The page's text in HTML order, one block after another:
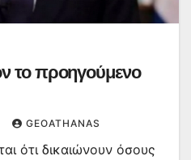
το προηγούμενο
GEOATHANAS
ότι δικαιώνουν όσους